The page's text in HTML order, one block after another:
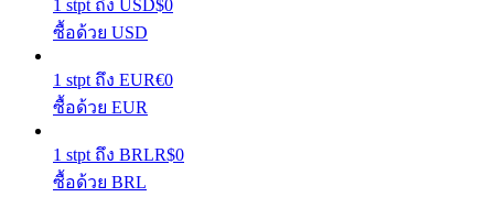
รับรางวัลการแข่งขันทุกวัน
1 stpt ถึง USD$0
ซื้อด้วย USD
1 stpt ถึง EUR€0
ซื้อด้วย EUR
1 stpt ถึง BRLR$0
ซื้อด้วย BRL